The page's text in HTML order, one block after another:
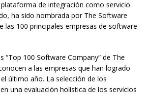
de integración como servicio
ha sido nombrada por The Software
las 100 principales empresas de software
“Top 100 Software Company” de The
a las empresas que han logrado
último año. La selección de los
una evaluación holística de los servicios